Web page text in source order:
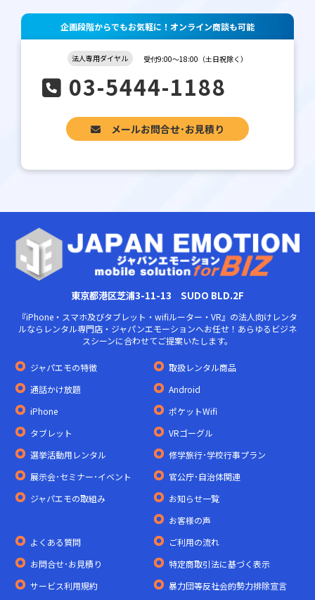
企画段階からでもお気軽に！オンライン商談も可能
法人専用ダイヤル 受付9:00～18:00（土日祝除く）
03-5444-1188
メールお問合せ･お見積り
東京都港区芝浦3-11-13 SUDO BLD.2F
『iPhone・スマホ及びタブレット・wifiルーター・VR』の法人向けレンタ
ルならレンタル専門店・ジャパンエモーションへお任せ！あらゆるビジネ
スシーンに合わせてご提案いたします。
ジャパエモの特徴
取扱レンタル商品
通話かけ放題
Android
iPhone
ポケットWifi
タブレット
VRゴーグル
選挙活動用レンタル
修学旅行･学校行事プラン
展示会･セミナー･イベント
官公庁･自治体関連
ジャパエモの取組み
お知らせ一覧
お客様の声
よくある質問
ご利用の流れ
お問合せ･お見積り
特定商取引法に基づく表示
サービス利用規約
暴力団等反社会的勢力排除宣言